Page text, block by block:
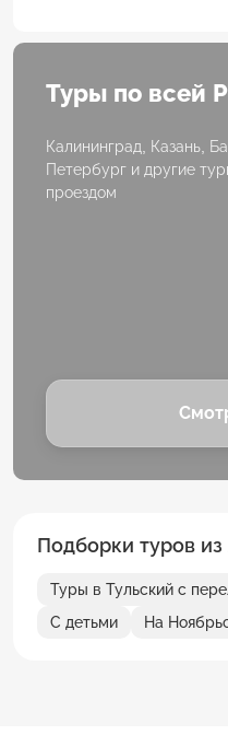
Туры по всей
Калининград, Казань,
Петербург и другие
проездом
Подборки туров
Туры в Тульский с
С детьми
На